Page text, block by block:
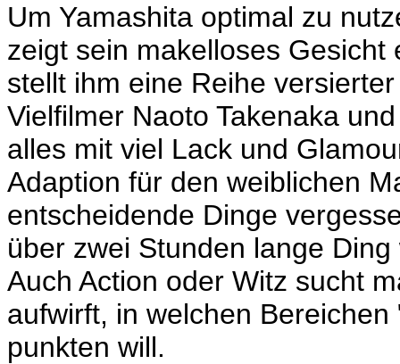
Um Yamashita optimal zu
zeigt sein makelloses
stellt ihm eine Reihe
Vielfilmer Naoto Takenaka
alles mit viel Lack und
Adaption für den weiblichen
entscheidende Dinge
über zwei Stunden lange
Auch Action oder Witz sucht
aufwirft, in welchen
punkten will.